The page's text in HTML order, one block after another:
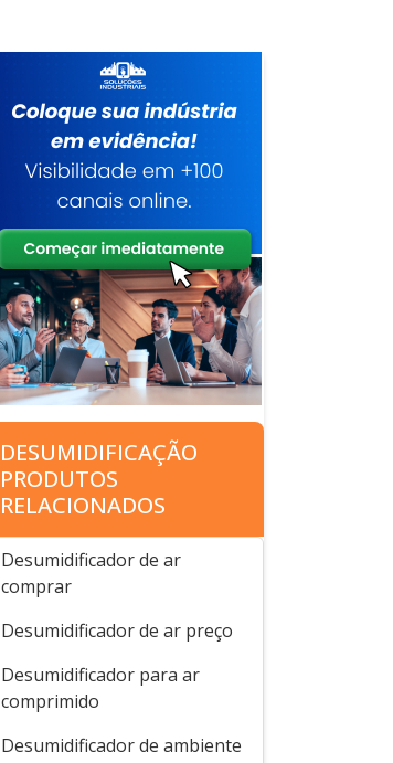
DESUMIDIFICAÇÃO
PRODUTOS
RELACIONADOS
Desumidificador de ar
comprar
Desumidificador de ar preço
Desumidificador para ar
comprimido
Desumidificador de ambiente